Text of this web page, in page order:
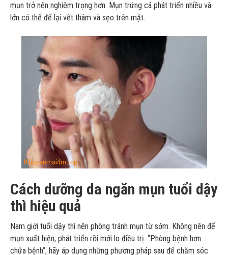
mụn trở nên nghiêm trọng hơn. Mụn trứng cá phát triển nhiều và
lớn có thể để lại vết thâm và sẹo trên mặt.
Cách dưỡng da ngăn mụn tuổi dậy
thì hiệu quả
Nam giới tuổi dậy thì nên phòng tránh mụn từ sớm. Không nên để
mụn xuất hiện, phát triển rồi mới lo điều trị. “Phòng bệnh hơn
chữa bệnh”, hãy áp dụng những phương pháp sau để chăm sóc